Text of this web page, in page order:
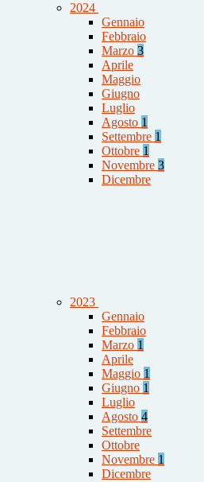
2024
Gennaio
Febbraio
Marzo 3
Aprile
Maggio
Giugno
Luglio
Agosto 1
Settembre 1
Ottobre 1
Novembre 3
Dicembre
2023
Gennaio
Febbraio
Marzo 1
Aprile
Maggio 1
Giugno 1
Luglio
Agosto 4
Settembre
Ottobre
Novembre 1
Dicembre